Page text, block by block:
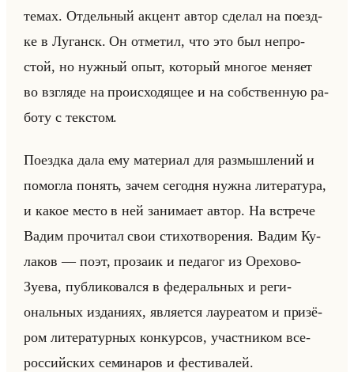
темах. От­дельный ак­цент автор сде­лал на по­езд­
ке в Лу­ганск. Он от­ме­тил, что это был непро­
стой, но нуж­ный опыт, ко­то­рый мно­гое ме­ня­ет
во взгля­де на про­ис­хо­дя­щее и на соб­ствен­ную ра­
бо­ту с тек­стом.
По­езд­ка дала ему ма­те­ри­ал для раз­мыш­ле­ний и
по­мог­ла по­нять, зачем се­год­ня нужна ли­те­ра­ту­ра,
и какое место в ней за­ни­ма­ет автор. На встре­че
Вадим про­чи­тал свои сти­хо­тво­ре­ния. Вадим Ку­
ла­ков — поэт, про­за­ик и пе­да­гог из Оре­хо­во-
Зуева, пуб­ли­ко­вал­ся в фе­де­ральных и ре­ги­
ональных из­да­ни­ях, яв­ля­ет­ся ла­уре­атом и при­зё­
ром ли­те­ра­тур­ных кон­кур­сов, участ­ни­ком все­
рос­сийских се­ми­на­ров и фе­сти­ва­лей.